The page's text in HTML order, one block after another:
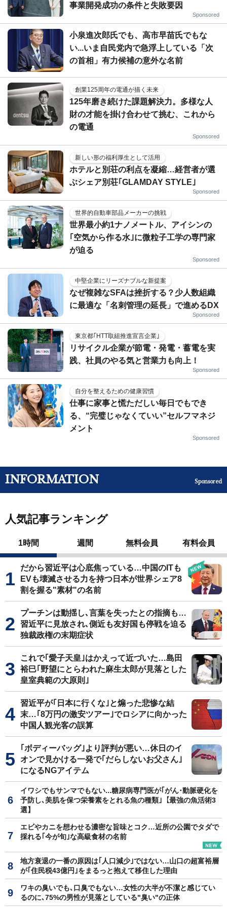
事業開発成功の条件と失敗要因
Sponsored
小泉進次郎氏でも、高市早苗氏でもな
い...いま自民党内で急浮上している「次
の首相」有力候補の意外な名前
創業125周年の電通が描く未来
125年磨き続けた課題解決力。多様な人
財の才能を掛け合わせて挑む、これから
の電通
Sponsored
新しい形の福利厚生として活用
ホテルと別荘の利点を凝縮…経営者が選
ぶシェア別荘｢GLAMDAY STYLE｣
Sponsored
世界的自動車部品メーカーの挑戦
世界最小約1ナノメートル、アイシンの
｢空気から作る水｣に微粒子工学の専門家
が迫る
Sponsored
中堅企業にリーズナブルな新提案
なぜ複雑なSFAは挫折する？少人数組織
に最適な「名刺管理の延長」で進めるDX
Sponsored
東京都｢HTT取組推進宣言企業｣
リサイクル企業が節電・発電・蓄電を実
践、社員のやる気と営業力も向上！
Sponsored
自分を整えるための健康習慣
仕事に家事と慌ただしい毎日でもでき
る、“完璧じゃなくていい”セルフマネジ
メント
Sponsored
INFORMATION Sponsored
人気記事ランキング
1時間 週間 無料会員 有料会員
だから習近平は心底焦っている…中国のITも
EVも壊滅させる力を持つ日本が世界シェア8
割を握る"素材"の名前
プーチンは動揺し､言葉を失ったとの指摘も…
習近平に見放され､側近も友好国も停戦を迫る
独裁政権の末期症状
これで｢愛子天皇｣はかえって近づいた…島田
裕巳｢野望にとらわれた麻生太郎が見落とした
皇室典範の大原則｣
習近平が｢日本に行くな｣と煽った悲惨な結
末…｢8万円の激安ツアー｣でロシアに向かった
中国人観光客の誤算
｢ボディーバッグ｣より評判が悪い…休日のイ
オンで見かける一発で｢だらしないお父さん｣
になるNGアイテム
イワシでもサンマでもない...糖尿病専門医が｢がん･動脈硬化を
予防し､美肌を保つ栄養素をとれる魚の種類｣【最強の魚活術3
選】
エビやカニを想わせる濃密な旨味とコク…近所の公園でタダで
採れる｢今が旬｣な高級食材の名前
地方衰退の一番の原因は｢人口減少｣ではない…山口の超富裕層
が｢住民税43億円｣をまるっと抱えて移住した理由
ワキの臭いでも､口臭でもない…女性の大半が不潔と感じてい
るのに､75%の男性が見落としている"臭い"の正体